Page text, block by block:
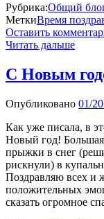
Рубрика:Общий
МеткиВремя
Оставить
Читать дальше
C Новым
Опубликовано 01/
Как уже писала, в
Новый год! Большая
прыжки в снег
рискнули) в
Поздравляю всех и
положительных
сказать огромное